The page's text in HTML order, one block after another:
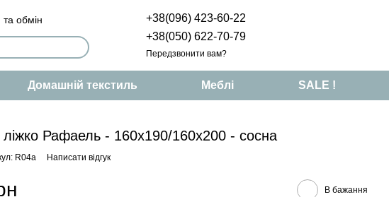
та обмін
+38(096) 423-60-22
+38(050) 622-70-79
Передзвонити вам?
Домашній текстиль Меблі SALE !
Рафаель - 160х190/160х200 - сосна
R04a Написати відгук
В бажання